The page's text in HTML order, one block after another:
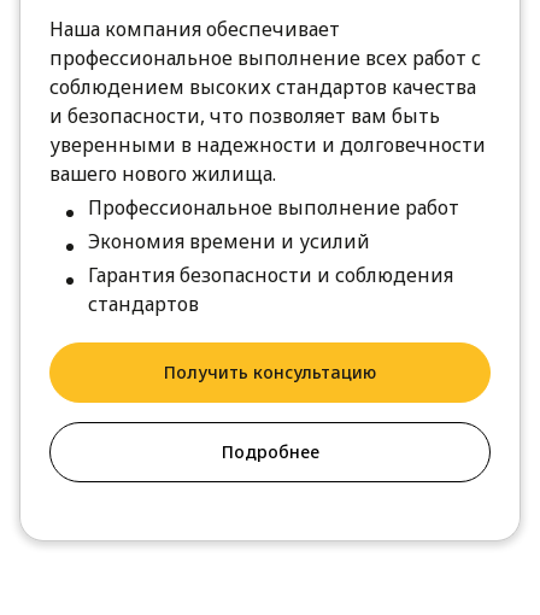
Наша компания обеспечивает
профессиональное выполнение всех работ с
соблюдением высоких стандартов качества
и безопасности, что позволяет вам быть
уверенными в надежности и долговечности
вашего нового жилища.
Профессиональное выполнение работ
Экономия времени и усилий
Гарантия безопасности и соблюдения
стандартов
Получить консультацию
Подробнее